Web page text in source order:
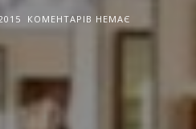
КОМЕНТАРІВ НЕМАЄ